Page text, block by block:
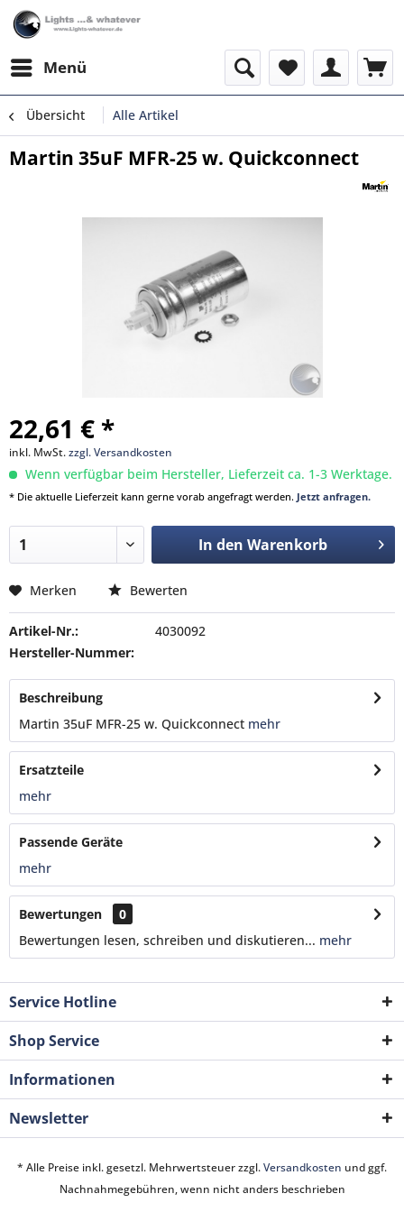
Menü
Übersicht Alle Artikel
Martin 35uF MFR-25 w. Quickconnect
22,61 € *
inkl. MwSt.zzgl. Versandkosten
Wenn verfügbar beim Hersteller, Lieferzeit ca. 1-3 Werktage.
* Die aktuelle Lieferzeit kann gerne vorab angefragt werden. Jetzt anfragen.
In den Warenkorb
Merken Bewerten
Artikel-Nr.:
4030092
Hersteller-Nummer:
Beschreibung
Martin 35uF MFR-25 w. Quickconnect mehr
Ersatzteile
mehr
Passende Geräte
mehr
Bewertungen
0
Bewertungen lesen, schreiben und diskutieren... mehr
Service Hotline
Shop Service
Informationen
Newsletter
* Alle Preise inkl. gesetzl. Mehrwertsteuer zzgl.Versandkosten und ggf.
Nachnahmegebühren, wenn nicht anders beschrieben